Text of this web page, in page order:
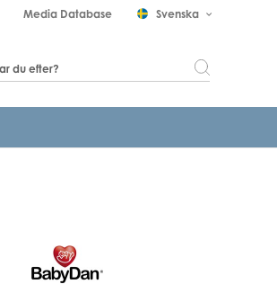
Media Database Svenska keyboard_arrow_down